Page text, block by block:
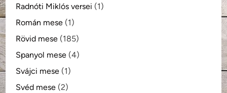
Radnóti Miklós versei (1)
Román mese (1)
Rövid mese (185)
Spanyol mese (4)
Svájci mese (1)
Svéd mese (2)